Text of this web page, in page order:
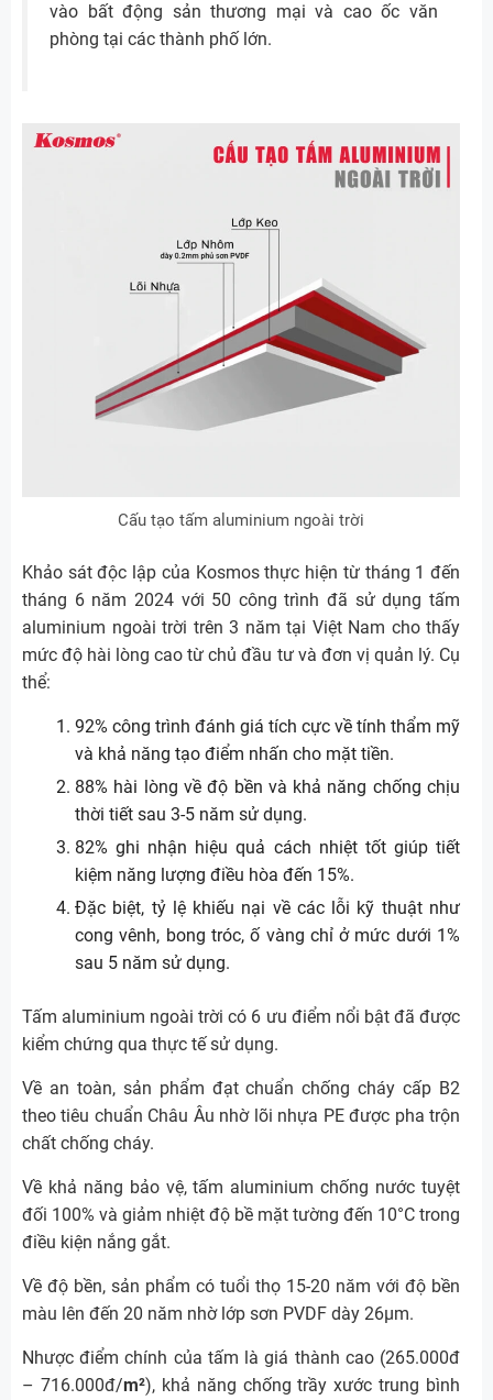
vào bất động sản thương mại và cao ốc văn
phòng tại các thành phố lớn.
Cấu tạo tấm aluminium ngoài trời
Khảo sát độc lập của Kosmos thực hiện từ tháng 1 đến
tháng 6 năm 2024 với 50 công trình đã sử dụng tấm
aluminium ngoài trời trên 3 năm tại Việt Nam cho thấy
mức độ hài lòng cao từ chủ đầu tư và đơn vị quản lý. Cụ
thể:
92% công trình đánh giá tích cực về tính thẩm mỹ
và khả năng tạo điểm nhấn cho mặt tiền.
88% hài lòng về độ bền và khả năng chống chịu
thời tiết sau 3-5 năm sử dụng.
82% ghi nhận hiệu quả cách nhiệt tốt giúp tiết
kiệm năng lượng điều hòa đến 15%.
Đặc biệt, tỷ lệ khiếu nại về các lỗi kỹ thuật như
cong vênh, bong tróc, ố vàng chỉ ở mức dưới 1%
sau 5 năm sử dụng.
Tấm aluminium ngoài trời có 6 ưu điểm nổi bật đã được
kiểm chứng qua thực tế sử dụng.
Về an toàn, sản phẩm đạt chuẩn chống cháy cấp B2
theo tiêu chuẩn Châu Âu nhờ lõi nhựa PE được pha trộn
chất chống cháy.
Về khả năng bảo vệ, tấm aluminium chống nước tuyệt
đối 100% và giảm nhiệt độ bề mặt tường đến 10°C trong
điều kiện nắng gắt.
Về độ bền, sản phẩm có tuổi thọ 15-20 năm với độ bền
màu lên đến 20 năm nhờ lớp sơn PVDF dày 26µm.
Nhược điểm chính của tấm là giá thành cao (265.000đ
– 716.000đ/m²), khả năng chống trầy xước trung bình